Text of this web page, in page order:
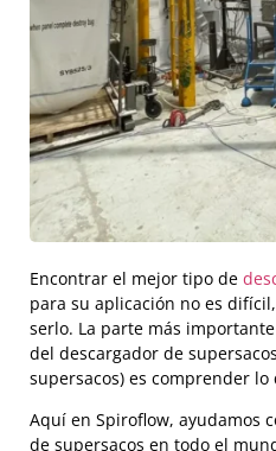
Encontrar el mejor tipo de
para su aplicación no es
serlo. La parte más
del descargador de
supersacos) es comprender
Aquí en Spiroflow, ayudamos
de supersacos en todo el